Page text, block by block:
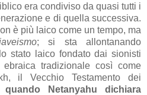
era condiviso da quasi tutti i
e di quella successiva.
è più laico come un tempo, ma
; si sta allontanando
stato laico fondato dai sionisti
tradizionale così come
il Vecchio Testamento dei
quando Netanyahu dichiara